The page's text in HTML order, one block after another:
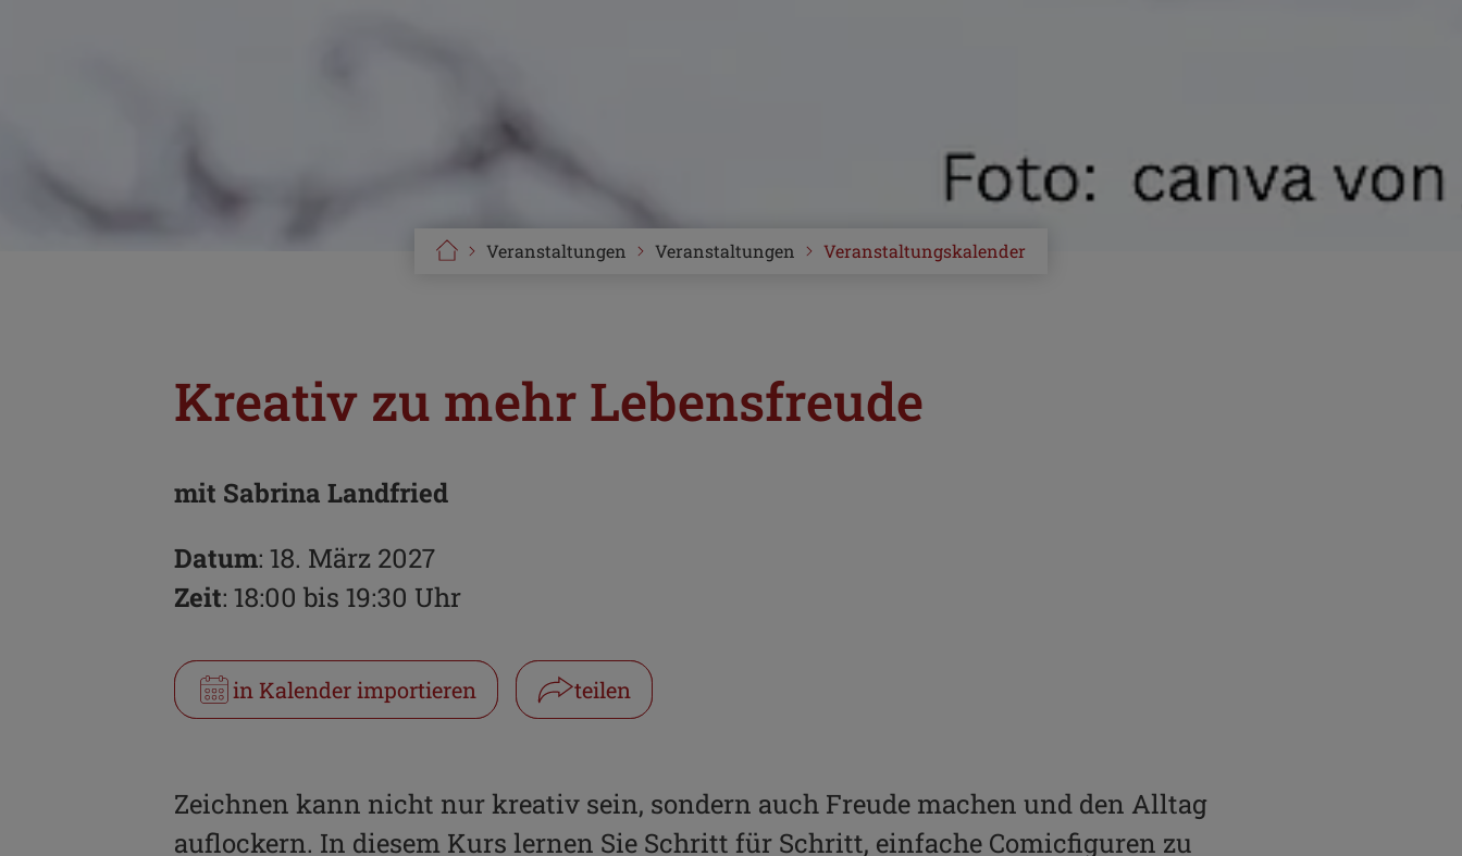
Veranstaltungskalender
Veranstaltungen
Veranstaltungen
Kreativ zu mehr Lebensfreude
mit Sabrina Landfried
Datum: 18. März 2027
Zeit: 18:00 bis 19:30 Uhr
in Kalender importieren
teilen
WhatsApp
Link kopieren
Zeichnen kann nicht nur kreativ sein, sondern auch Freude machen und den Alltag
auflockern. In diesem Kurs lernen Sie Schritt für Schritt, einfache Comicfiguren zu